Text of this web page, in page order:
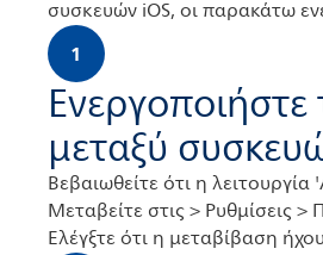
συσκευών iOS, οι παρακάτω
1
μεταξύ
Βεβαιωθείτε ότι η
Μεταβείτε στις > Ρυθμίσεις
Ελέγξτε ότι η μεταβίβαση